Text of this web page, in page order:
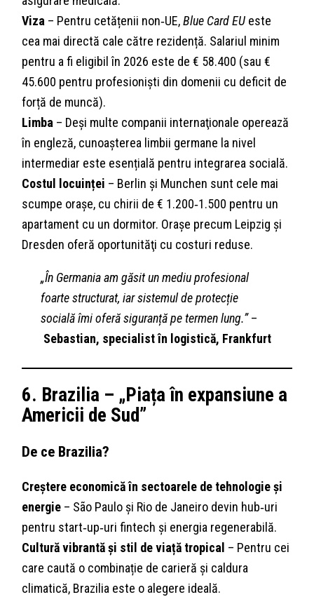
Viza – Pentru cetățenii non‑UE,Blue Card EU este
cea mai directă cale către rezidență. Salariul minim
pentru a fi eligibil în 2026 este de € 58.400 (sau €
45.600 pentru profesioniști din domenii cu deficit de
forță de muncă).
Limba – Deși multe companii internaţionale operează
în engleză, cunoașterea limbii germane la nivel
intermediar este esențială pentru integrarea socială.
Costul locuinței – Berlin și Munchen sunt cele mai
scumpe orașe, cu chirii de € 1.200‑1.500 pentru un
apartament cu un dormitor. Orașe precum Leipzig și
Dresden oferă oportunităţi cu costuri reduse.
„În Germania am găsit un mediu profesional
foarte structurat, iar sistemul de protecție
socială îmi oferă siguranță pe termen lung.”–
Sebastian, specialist în logistică, Frankfurt
6. Brazilia – „Piața în expansiune a
Americii de Sud”
De ce Brazilia?
Creștere economică în sectoarele de tehnologie și
energie – São Paulo și Rio de Janeiro devin hub‑uri
pentru start‑up‑uri fintech și energia regenerabilă.
Cultură vibrantă și stil de viață tropical – Pentru cei
care caută o combinație de carieră și caldura
climatică, Brazilia este o alegere ideală.